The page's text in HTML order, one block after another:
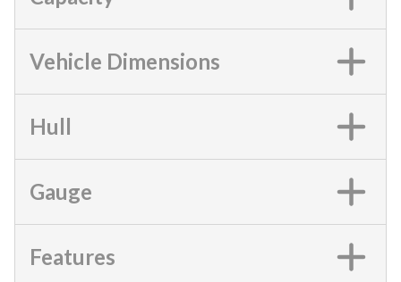
Vehicle Dimensions
Hull
Gauge
Features